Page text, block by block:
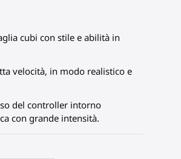
cubi con stile e abilità in
velocità, in modo realistico e
del controller intorno
con grande intensità.